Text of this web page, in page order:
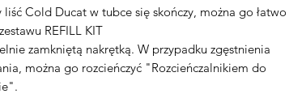
liść Cold Ducat w tubce się skończy, można go łatwo
REFILL KIT
zamkniętą nakrętką. W przypadku zgęstnienia
można go rozcieńczyć "Rozcieńczalnikiem do